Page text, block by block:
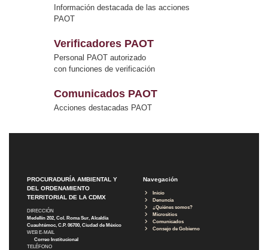
Información destacada de las acciones
PAOT
Verificadores PAOT
Personal PAOT autorizado
con funciones de verificación
Comunicados PAOT
Acciones destacadas PAOT
PROCURADURÍA AMBIENTAL Y
DEL ORDENAMIENTO
TERRITORIAL DE LA CDMX
DIRECCIÓN
Medellín 202, Col. Roma Sur, Alcaldía
Cuauhtémoc, C.P. 06700, Ciudad de México
WEB E-MAIL
Correo Institucional
TELÉFONO
Navegación
Inicio
Denuncia
¿Quiénes somos?
Micrositios
Comunicados
Consejo de Gobierno